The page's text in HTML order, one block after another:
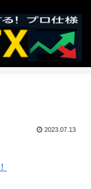
2023.07.13